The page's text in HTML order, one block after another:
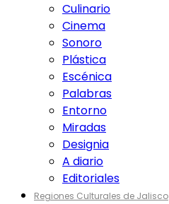
Culinario
Cinema
Sonoro
Plástica
Escénica
Palabras
Entorno
Miradas
Designia
A diario
Editoriales
Regiones Culturales de Jalisco